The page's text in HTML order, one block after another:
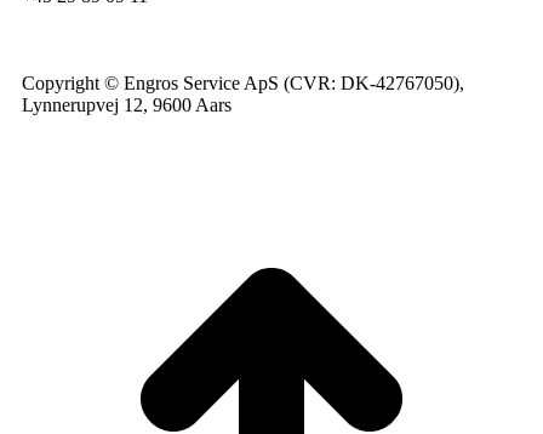
Copyright © Engros Service ApS (CVR: DK-42767050),
Lynnerupvej 12, 9600 Aars